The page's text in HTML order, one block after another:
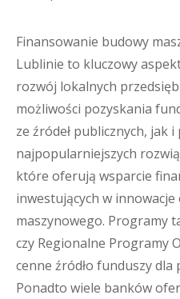
Finansowanie budowy
Lublinie to kluczowy
rozwój lokalnych
możliwości pozyskania
ze źródeł publicznych, jak
najpopularniejszych
które oferują wsparcie
inwestujących w
maszynowego. Programy
czy Regionalne Programy
cenne źródło funduszy
Ponadto wiele banków